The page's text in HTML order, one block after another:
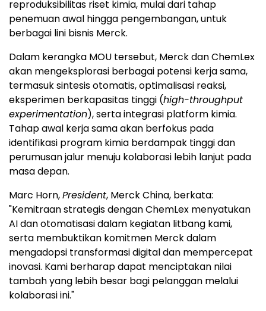
reproduksibilitas riset kimia, mulai dari tahap
penemuan awal hingga pengembangan, untuk
berbagai lini bisnis Merck.
Dalam kerangka MOU tersebut, Merck dan ChemLex
akan mengeksplorasi berbagai potensi kerja sama,
termasuk sintesis otomatis, optimalisasi reaksi,
eksperimen berkapasitas tinggi (high-throughput
experimentation), serta integrasi platform kimia.
Tahap awal kerja sama akan berfokus pada
identifikasi program kimia berdampak tinggi dan
perumusan jalur menuju kolaborasi lebih lanjut pada
masa depan.
Marc Horn,President, Merck China, berkata:
"Kemitraan strategis dengan ChemLex menyatukan
AI dan otomatisasi dalam kegiatan litbang kami,
serta membuktikan komitmen Merck dalam
mengadopsi transformasi digital dan mempercepat
inovasi. Kami berharap dapat menciptakan nilai
tambah yang lebih besar bagi pelanggan melalui
kolaborasi ini."